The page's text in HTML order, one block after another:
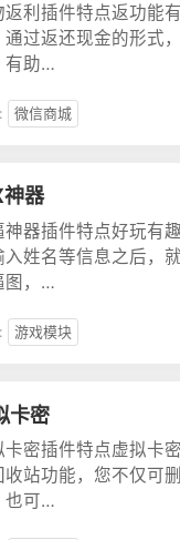
返利插件特点返功能
通过返还现金的形式
有助…
微信商城
器
神器插件特点好玩有
入姓名等信息之后，
图，…
游戏模块
卡密
卡密插件特点虚拟卡
收站功能，您不仅可
也可…